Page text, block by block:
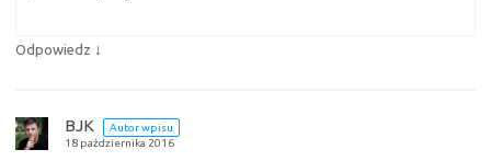
Odpowiedz ↓
BJK
Autor wpisu
18 października 2016